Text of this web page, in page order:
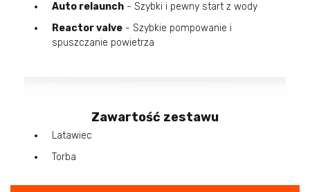
Auto relaunch - Szybki i pewny start z wody
Reactor valve - Szybkie pompowanie i
spuszczanie powietrza
Zawartość zestawu
Latawiec
Torba